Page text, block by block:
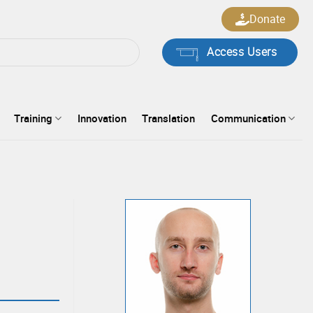
Access Users
Donate
Training Innovation Translation Communication